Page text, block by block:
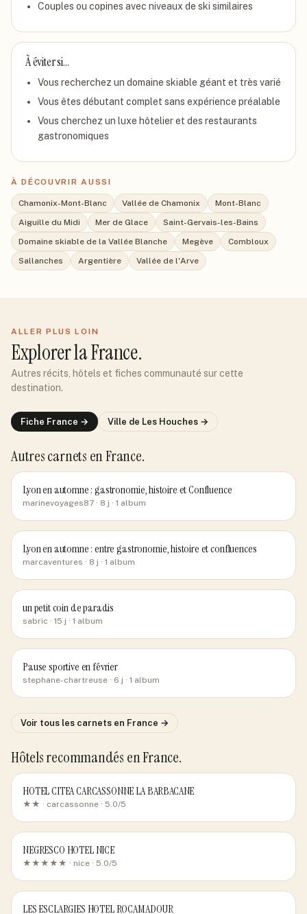
Couples ou copines avec niveaux de ski similaires
À éviter si…
Vous recherchez un domaine skiable géant et très varié
Vous êtes débutant complet sans expérience préalable
Vous cherchez un luxe hôtelier et des restaurants
gastronomiques
À DÉCOUVRIR AUSSI
Chamonix-Mont-Blanc Vallée de Chamonix
Mont-Blanc
Aiguille du Midi
Mer de Glace
Saint-Gervais-les-Bains
Domaine skiable de la Vallée Blanche
Megève
Combloux
Sallanches
Argentière Vallée de l'Arve
ALLER PLUS LOIN
Explorerla France.
Autres récits, hôtels et fiches communauté sur cette
destination.
Fiche France → Ville de Les Houches →
Autres carnets en France.
Lyon en automne : gastronomie, histoire et Confluence
marinevoyages87 · 8 j · 1 album
Lyon en automne : entre gastronomie, histoire et confluences
marcaventures · 8 j · 1 album
un petit coin de paradis
sabric · 15 j · 1 album
Pause sportive en février
stephane-chartreuse · 6 j · 1 album
Voir tous les carnets en France →
Hôtels recommandés en France.
HOTEL CITEA CARCASSONNE LA BARBACANE
★★ · carcassonne · 5.0/5
NEGRESCO HOTEL NICE
★★★★★ · nice · 5.0/5
LES ESCLARGIES HOTEL ROCAMADOUR